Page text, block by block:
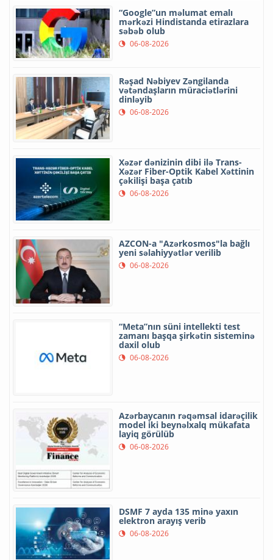
“Google”un məlumat emalı
mərkəzi Hindistanda etirazlara
səbəb olub
06-08-2026
Rəşad Nəbiyev Zəngilanda
vətəndaşların müraciətlərini
dinləyib
06-08-2026
Xəzər dənizinin dibi ilə Trans-
Xəzər Fiber-Optik Kabel Xəttinin
çəkilişi başa çatıb
06-08-2026
AZCON-a "Azərkosmos"la bağlı
yeni səlahiyyətlər verilib
06-08-2026
“Meta”nın süni intellekti test
zamanı başqa şirkətin sisteminə
daxil olub
06-08-2026
Azərbaycanın rəqəmsal idarəçilik
model iki beynəlxalq mükafata
layiq görülüb
06-08-2026
DSMF 7 ayda 135 minə yaxın
elektron arayış verib
06-08-2026